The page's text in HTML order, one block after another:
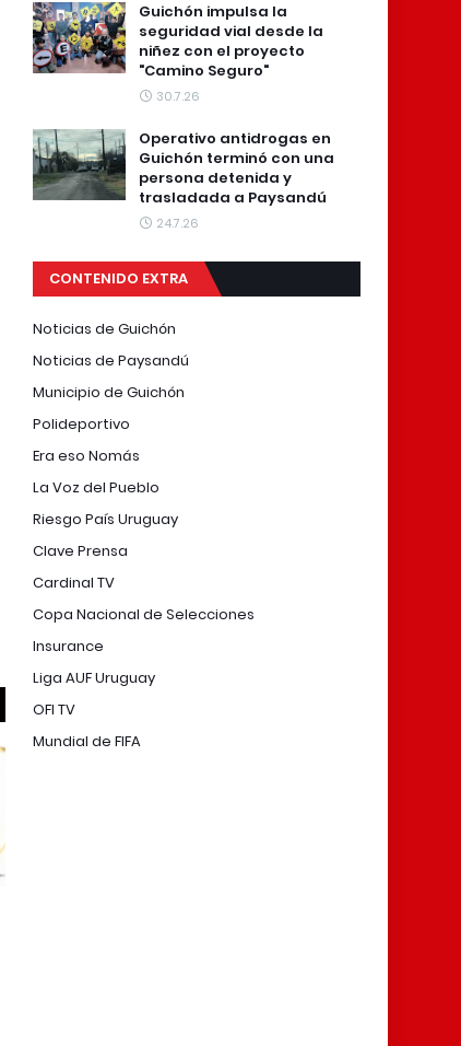
Guichón impulsa la
seguridad vial desde la
niñez con el proyecto
"Camino Seguro"
30.7.26
Operativo antidrogas en
Guichón terminó con una
persona detenida y
trasladada a Paysandú
24.7.26
CONTENIDO EXTRA
Noticias de Guichón
Noticias de Paysandú
Municipio de Guichón
Polideportivo
Era eso Nomás
La Voz del Pueblo
Riesgo País Uruguay
Clave Prensa
Cardinal TV
Copa Nacional de Selecciones
Insurance
Liga AUF Uruguay
OFI TV
Mundial de FIFA